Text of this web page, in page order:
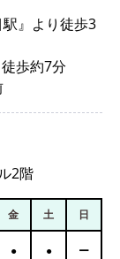
』より徒歩3
歩約7分
2階
金 土 日
● ● ー